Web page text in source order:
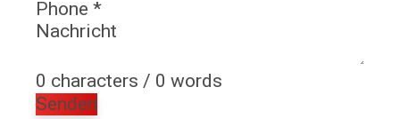
0 characters / 0 words
Senden